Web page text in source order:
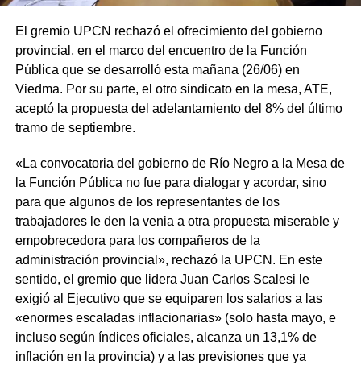
El gremio UPCN rechazó el ofrecimiento del gobierno
provincial, en el marco del encuentro de la Función
Pública que se desarrolló esta mañana (26/06) en
Viedma. Por su parte, el otro sindicato en la mesa, ATE,
aceptó la propuesta del adelantamiento del 8% del último
tramo de septiembre.
«La convocatoria del gobierno de Río Negro a la Mesa de
la Función Pública no fue para dialogar y acordar, sino
para que algunos de los representantes de los
trabajadores le den la venia a otra propuesta miserable y
empobrecedora para los compañeros de la
administración provincial», rechazó la UPCN. En este
sentido, el gremio que lidera Juan Carlos Scalesi le
exigió al Ejecutivo que se equiparen los salarios a las
«enormes escaladas inflacionarias» (solo hasta mayo, e
incluso según índices oficiales, alcanza un 13,1% de
inflación en la provincia) y a las previsiones que ya